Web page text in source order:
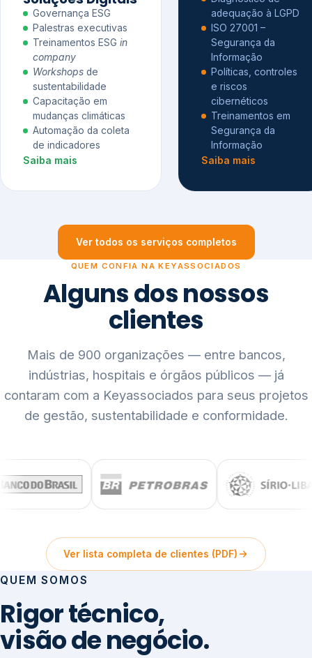
Governança ESG
Palestras executivas
Treinamentos ESG in
company
Workshops de
sustentabilidade
Capacitação em
mudanças climáticas
Automação da coleta
de indicadores
Saiba mais
adequação à LGPD
ISO 27001 –
Segurança da
Informação
Políticas, controles
e riscos
cibernéticos
Treinamentos em
Segurança da
Informação
Saiba mais
Ver todos os serviços completos
QUEM CONFIA NA KEYASSOCIADOS
Alguns dos nossos
clientes
Mais de 900 organizações — entre bancos,
indústrias, hospitais e órgãos públicos — já
contaram com a Keyassociados para seus projetos
de gestão, sustentabilidade e conformidade.
Ver lista completa de clientes (PDF)
QUEM SOMOS
Rigor técnico,
visão de negócio.